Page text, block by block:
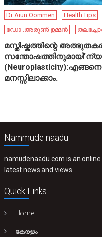
Dr Arun Oommen Health Tips
ഡോ .അരുൺ ഉമ്മൻ
മസ്തിഷ്കത്തിന്റെ
മനസ്സിലാക്കാം.
Nammude naadu
namudenaadu.com is an
latest news and views.
Quick Links
Home
കേരളം